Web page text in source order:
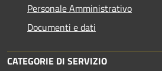
Personale Amministrativo
Documenti e dati
CATEGORIE DI SERVIZIO